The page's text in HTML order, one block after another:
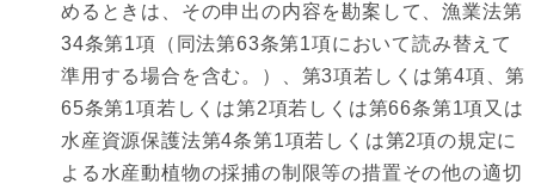
めるときは、その申出の内容を勘案して、漁業法第
34条第1項（同法第63条第1項において読み替えて
準用する場合を含む。）、第3項若しくは第4項、第
65条第1項若しくは第2項若しくは第66条第1項又は
水産資源保護法第4条第1項若しくは第2項の規定に
よる水産動植物の採捕の制限等の措置その他の適切